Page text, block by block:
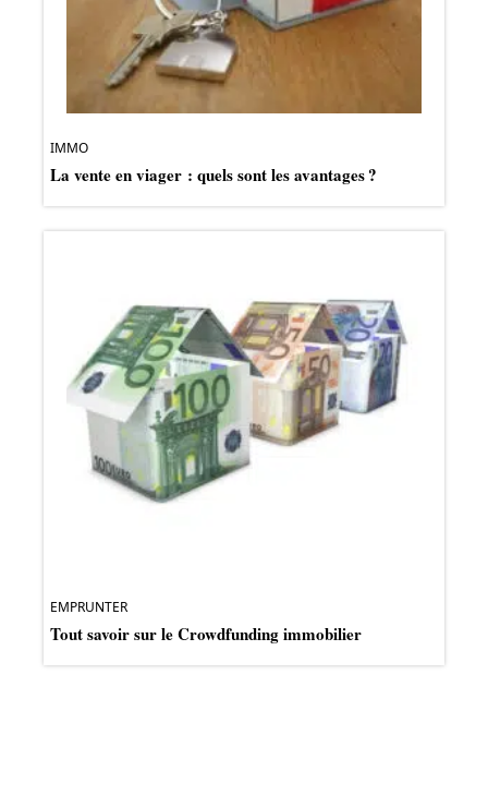
IMMO
La vente en viager : quels sont les avantages ?
EMPRUNTER
Tout savoir sur le Crowdfunding immobilier